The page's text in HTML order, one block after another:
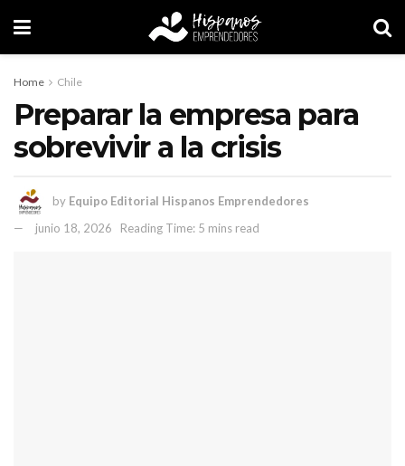
Home Chile
Preparar la empresa para
sobrevivir a la crisis
by Equipo Editorial Hispanos Emprendedores
junio 18, 2026
Reading Time: 5 mins read